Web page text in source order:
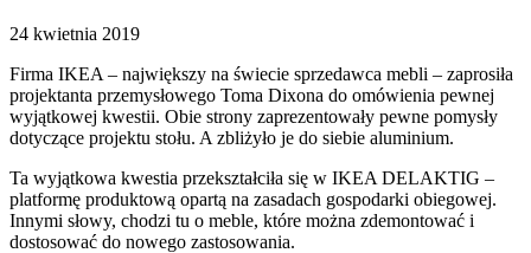
24 kwietnia 2019
Firma IKEA – największy na świecie sprzedawca mebli – zaprosiła
projektanta przemysłowego Toma Dixona do omówienia pewnej
wyjątkowej kwestii. Obie strony zaprezentowały pewne pomysły
dotyczące projektu stołu. A zbliżyło je do siebie aluminium.
Ta wyjątkowa kwestia przekształciła się w IKEA DELAKTIG –
platformę produktową opartą na zasadach gospodarki obiegowej.
Innymi słowy, chodzi tu o meble, które można zdemontować i
dostosować do nowego zastosowania.